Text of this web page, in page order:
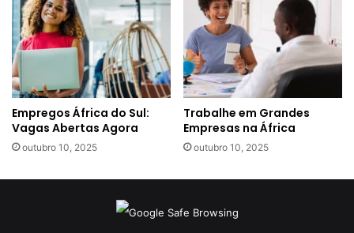
Empregos África do Sul:
Vagas Abertas Agora
outubro 10, 2025
Trabalhe em Grandes
Empresas na África
outubro 10, 2025